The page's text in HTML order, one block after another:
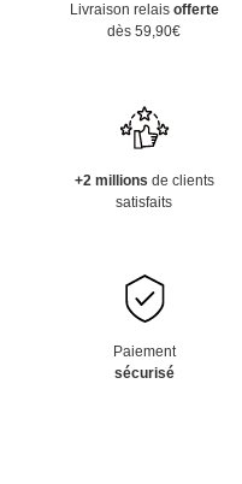
Livraison relais offerte
dès 59,90€
+2 millions de clients
satisfaits
Paiement
sécurisé